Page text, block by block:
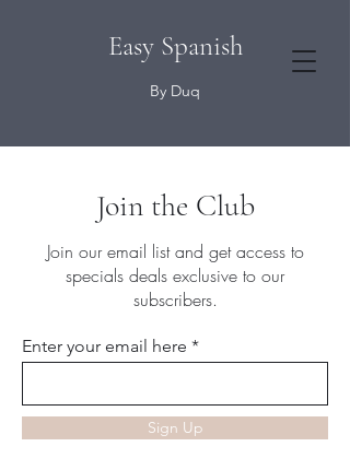
Easy Spanish
By Duq
Join the Club
Join our email list and get access to
specials deals exclusive to our
subscribers.
Enter your email here
Sign Up